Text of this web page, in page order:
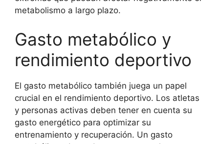
metabolismo a largo plazo.
Gasto metabólico y
rendimiento deportivo
El gasto metabólico también juega un papel
crucial en el rendimiento deportivo. Los atletas
y personas activas deben tener en cuenta su
gasto energético para optimizar su
entrenamiento y recuperación. Un gasto